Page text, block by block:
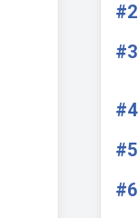
#2
#3
#4
#5
#6